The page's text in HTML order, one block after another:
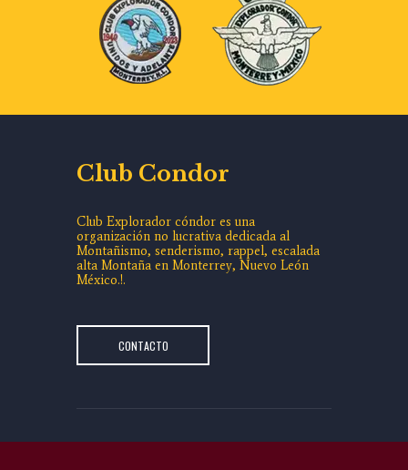
Club Condor
Club Explorador cóndor es una
organización no lucrativa dedicada al
Montañismo, senderismo, rappel, escalada
alta Montaña en Monterrey, Nuevo León
México.!.
CONTACTO